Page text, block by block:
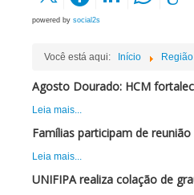
powered by social2s
Você está aqui: Início Região
Agosto Dourado: HCM
Leia mais...
Famílias participam de
Leia mais...
UNIFIPA realiza colação de